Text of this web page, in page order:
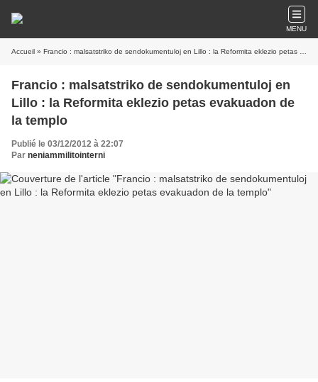
MENU
Accueil » Francio : malsatstriko de sendokumentuloj en Lillo : la Reformita eklezio petas evakuadon de la templo
Francio : malsatstriko de sendokumentuloj en
Lillo : la Reformita eklezio petas evakuadon de
la templo
Publié le 03/12/2012 à 22:07
Par neniammilitointerni